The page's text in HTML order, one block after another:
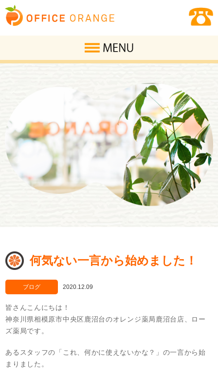
何気ない一言から始めました！
ブログ 2020.12.09
皆さんこんにちは！
神奈川県相模原市中央区鹿沼台のオレンジ薬局鹿沼台店、ロー
ズ薬局です。
あるスタッフの「これ、何かに使えないかな？」の一言から始
まりました。